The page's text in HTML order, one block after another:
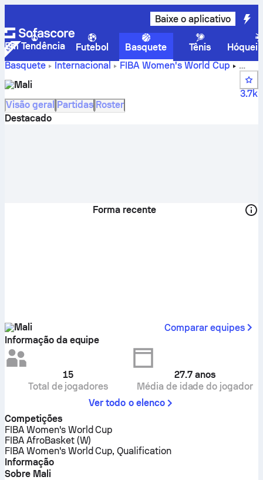
Baixe o aplicativo
Em Tendência Futebol Basquete Tênis
Hóquei
Basquete
Internacional
FIBA Women's World Cup
Placares, classificação, programação e jogadores do Mali
Mali
3.7k
Visão geral Partidas Roster
Destacado
Forma recente
Mali
Comparar equipes
Informação da equipe
15
Total de jogadores
27.7 anos
Média de idade do jogador
Ver todo o elenco
Competições
FIBA Women's World Cup
FIBA AfroBasket (W)
FIBA Women's World Cup, Qualification
Informação
Sobre Mali